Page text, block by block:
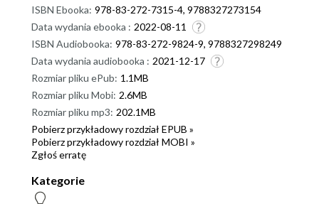
ISBN Ebooka: 978-83-272-7315-4, 9788327273154
Data wydania ebooka : 2022-08-11
ISBN Audiobooka: 978-83-272-9824-9, 9788327298249
Data wydania audiobooka : 2021-12-17
Rozmiar pliku ePub: 1.1MB
Rozmiar pliku Mobi: 2.6MB
Rozmiar pliku mp3: 202.1MB
Pobierz przykładowy rozdział EPUB »
Pobierz przykładowy rozdział MOBI »
Zgłoś erratę
Kategorie